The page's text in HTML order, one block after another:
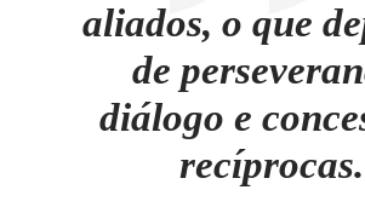
aliados, o que
de
diálogo e
recíprocas.